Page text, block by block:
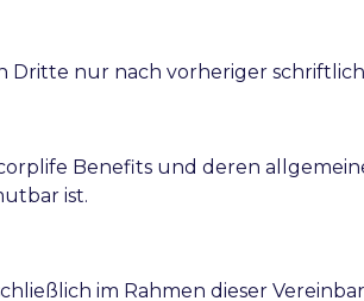
Dritte nur nach vorheriger
Benefits und deren
ist.
im Rahmen dieser